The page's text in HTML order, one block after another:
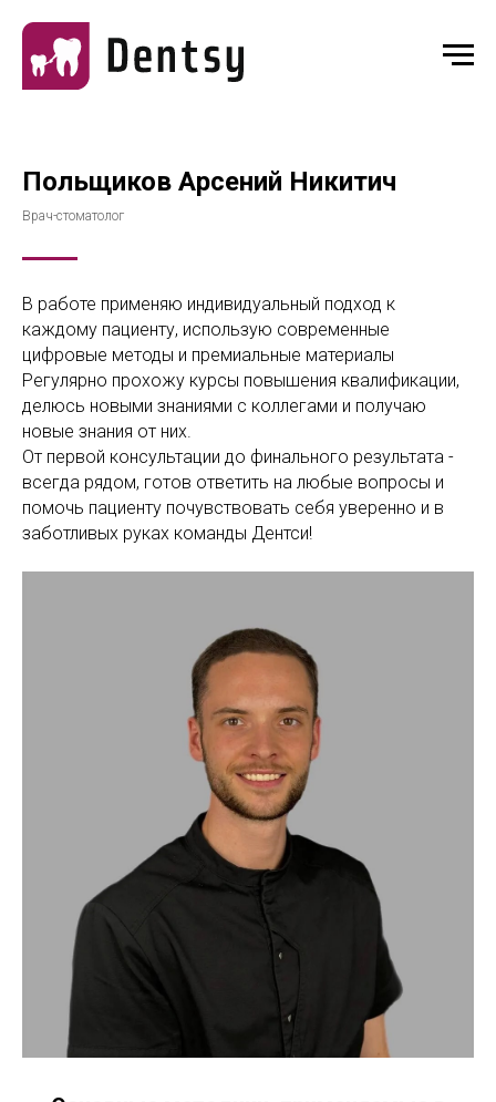
Польщиков Арсений Никитич
Врач-стоматолог
В работе применяю индивидуальный подход к
каждому пациенту, использую современные
цифровые методы и премиальные материалы
Регулярно прохожу курсы повышения квалификации,
делюсь новыми знаниями с коллегами и получаю
новые знания от них.
От первой консультации до финального результата -
всегда рядом, готов ответить на любые вопросы и
помочь пациенту почувствовать себя уверенно и в
заботливых руках команды Дентси!